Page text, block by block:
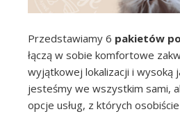
Przedstawiamy 6 pakietów
łączą w sobie komfortowe
wyjątkowej lokalizacji i wysoką
jesteśmy we wszystkim sami,
opcje usług, z których